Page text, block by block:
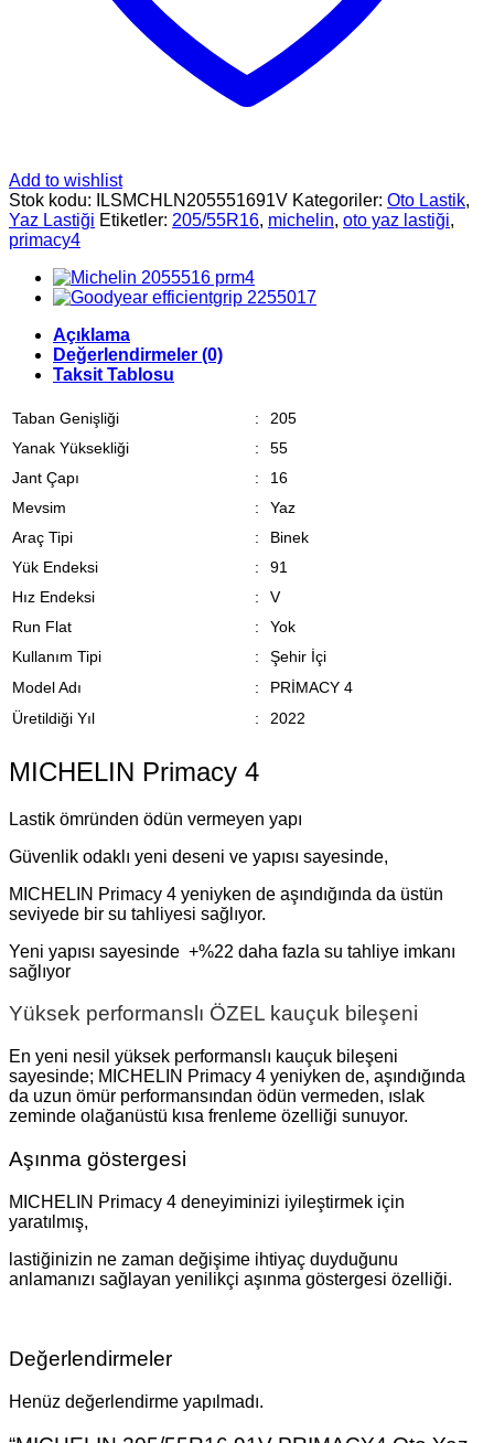
Add to wishlist
Stok kodu:
ILSMCHLN205551691V Kategoriler: Oto Lastik,
Yaz Lastiği Etiketler: 205/55R16, michelin, oto yaz lastiği,
primacy4
Açıklama
Değerlendirmeler (0)
Taksit Tablosu
Taban Genişliği :
205
Yanak Yüksekliği
:
55
Jant Çapı
:
16
Mevsim
:
Yaz
Araç Tipi
:
Binek
Yük Endeksi
:
91
Hız Endeksi
:
V
Run Flat
:
Yok
Kullanım Tipi
:
Şehir İçi
Model Adı
:
PRİMACY 4
Üretildiği Yıl
: 2022
MICHELIN Primacy 4
Lastik ömründen ödün vermeyen yapı
Güvenlik odaklı yeni deseni ve yapısı sayesinde,
MICHELIN Primacy 4 yeniyken de aşındığında da üstün
seviyede bir su tahliyesi sağlıyor.
Yeni yapısı sayesinde +%22 daha fazla su tahliye imkanı
sağlıyor
Yüksek performanslı ÖZEL kauçuk bileşeni
En yeni nesil yüksek performanslı kauçuk bileşeni
sayesinde; MICHELIN Primacy 4 yeniyken de, aşındığında
da uzun ömür performansından ödün vermeden, ıslak
zeminde olağanüstü kısa frenleme özelliği sunuyor.
Aşınma göstergesi
MICHELIN Primacy 4 deneyiminizi iyileştirmek için
yaratılmış,
lastiğinizin ne zaman değişime ihtiyaç duyduğunu
anlamanızı sağlayan yenilikçi aşınma göstergesi özelliği.
Değerlendirmeler
Henüz değerlendirme yapılmadı.